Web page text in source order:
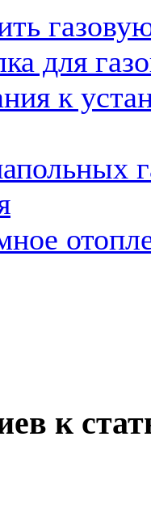
для
к
к